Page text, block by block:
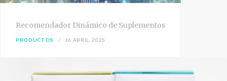
Recomendador Dinámico de Suplementos
PRODUCTOS 16 ABRIL, 2025